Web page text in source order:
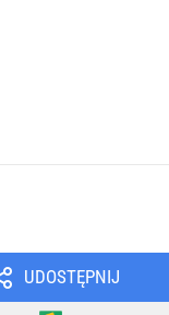
UDOSTĘPNIJ